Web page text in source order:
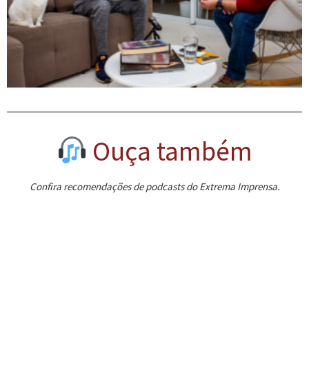
Ouça também
Confira recomendações de podcasts do Extrema Imprensa.